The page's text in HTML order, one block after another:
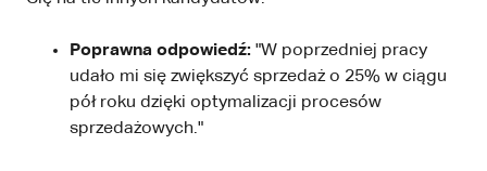
Poprawna odpowiedź: "W poprzedniej pracy
udało mi się zwiększyć sprzedaż o 25% w ciągu
pół roku dzięki optymalizacji procesów
sprzedażowych."